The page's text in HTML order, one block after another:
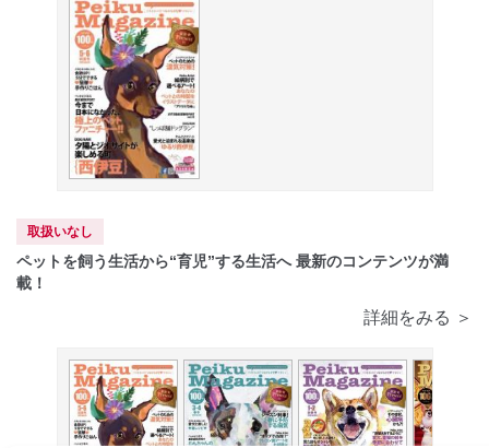
取扱いなし
ペットを飼う生活から“育児”する生活へ 最新のコンテンツが満
載！
詳細をみる ＞